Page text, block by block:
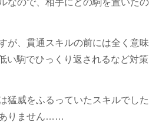
なので、相手にどの駒を置いたの
が、貫通スキルの前には全く意味
い駒でひっくり返されるなど対策
猛威をふるっていたスキルでした
ありません……